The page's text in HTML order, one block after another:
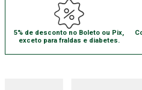
5% de desconto no Boleto ou Pix,
exceto para fraldas e diabetes.